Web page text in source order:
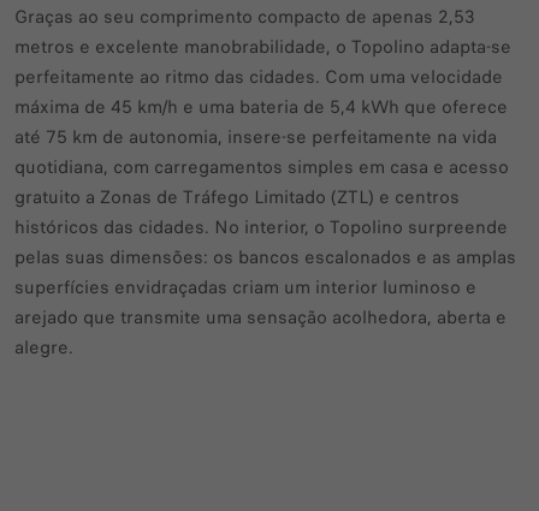
Graças ao seu comprimento compacto de apenas 2,53
metros e excelente manobrabilidade, o Topolino adapta-se
perfeitamente ao ritmo das cidades. Com uma velocidade
máxima de 45 km/h e uma bateria de 5,4 kWh que oferece
até 75 km de autonomia, insere-se perfeitamente na vida
quotidiana, com carregamentos simples em casa e acesso
gratuito a Zonas de Tráfego Limitado (ZTL) e centros
históricos das cidades. No interior, o Topolino surpreende
pelas suas dimensões: os bancos escalonados e as amplas
superfícies envidraçadas criam um interior luminoso e
arejado que transmite uma sensação acolhedora, aberta e
alegre.